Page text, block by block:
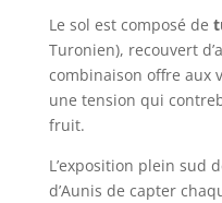
Le sol est composé de
Turonien), recouvert
combinaison offre aux
une tension qui
fruit.
L’exposition plein sud
d’Aunis de capter